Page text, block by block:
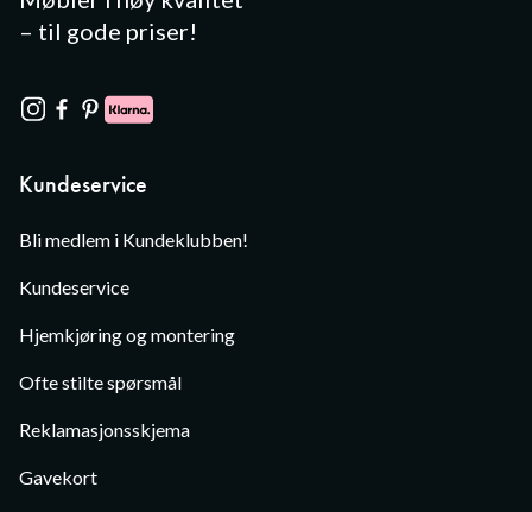
– til gode priser!
Kundeservice
Bli medlem i Kundeklubben!
Kundeservice
Hjemkjøring og montering
Ofte stilte spørsmål
Reklamasjonsskjema
Gavekort